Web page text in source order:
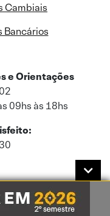
Cambiais
Bancários
e Orientações
09hs às 18hs
com a nossaPolítica de
.